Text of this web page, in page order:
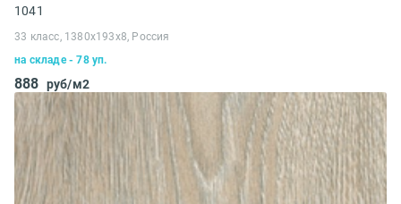
1041
33 класс, 1380х193х8, Россия
на складе - 78 уп.
888 руб/м2